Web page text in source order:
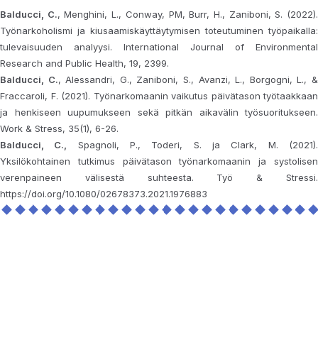
Balducci, C., Menghini, L., Conway, PM, Burr, H., Zaniboni, S. (2022).
Työnarkoholismi ja kiusaamiskäyttäytymisen toteutuminen työpaikalla:
tulevaisuuden analyysi. International Journal of Environmental
Research and Public Health, 19, 2399.
Balducci, C., Alessandri, G., Zaniboni, S., Avanzi, L., Borgogni, L., &
Fraccaroli, F. (2021). Työnarkomaanin vaikutus päivätason työtaakkaan
ja henkiseen uupumukseen sekä pitkän aikavälin työsuoritukseen.
Work & Stress, 35(1), 6-26.
Balducci, C.,
Spagnoli, P., Toderi, S. ja Clark, M. (2021).
Yksilökohtainen tutkimus päivätason työnarkomaanin ja systolisen
verenpaineen välisestä suhteesta. Työ & Stressi.
https://doi.org/10.1080/02678373.2021.1976883